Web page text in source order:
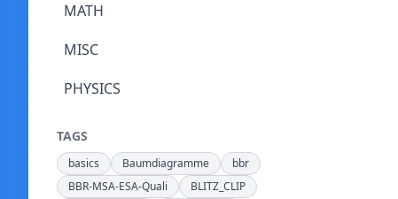
MATH
MISC
PHYSICS
TAGS
basics Baumdiagramme
bbr
BBR-MSA-ESA-Quali
BLITZ_CLIP